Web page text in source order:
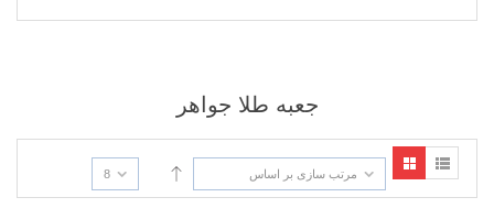
جعبه طلا جواهر
مرتب سازی بر اساس 8